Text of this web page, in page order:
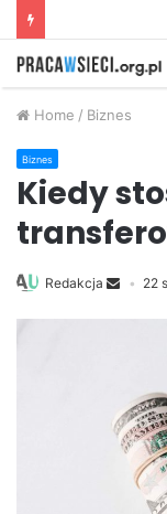
Home / Biznes
Biznes
Kiedy
Redakcja 22